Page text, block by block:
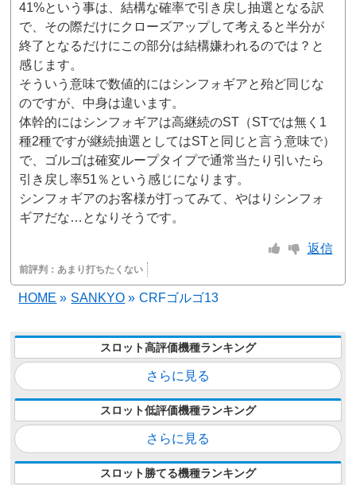
41%という事は、結構な確率で引き戻し抽選となる訳
で、その際だけにクローズアップして考えると半分が
終了となるだけにこの部分は結構嫌われるのでは？と
感じます。
そういう意味で数値的にはシンフォギアと殆ど同じな
のですが、中身は違います。
体幹的にはシンフォギアは高継続のST（STでは無く1
種2種ですが継続抽選としてはSTと同じと言う意味で）
で、ゴルゴは確変ループタイプで通常当たり引いたら
引き戻し率51％という感じになります。
シンフォギアのお客様が打ってみて、やはりシンフォ
ギアだな…となりそうです。
返信
前評判：あまり打ちたくない
HOME » SANKYO » CRFゴルゴ13
スロット高評価機種ランキング
さらに見る
スロット低評価機種ランキング
さらに見る
スロット勝てる機種ランキング